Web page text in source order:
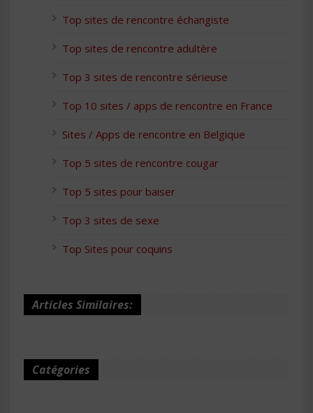
Top sites de rencontre échangiste
Top sites de rencontre adultère
Top 3 sites de rencontre sérieuse
Top 10 sites / apps de rencontre en France
Sites / Apps de rencontre en Belgique
Top 5 sites de rencontre cougar
Top 5 sites pour baiser
Top 3 sites de sexe
Top Sites pour coquins
Articles Similaires:
Catégories